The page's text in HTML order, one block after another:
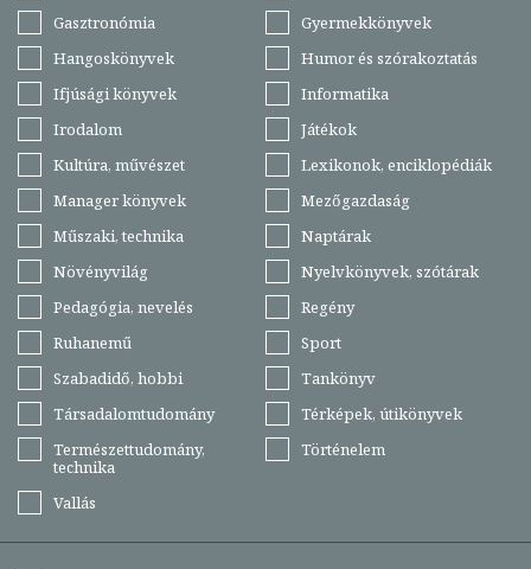
Gasztronómia
Gyermekkönyvek
Hangoskönyvek
Humor és szórakoztatás
Ifjúsági könyvek
Informatika
Irodalom
Játékok
Kultúra, művészet
Lexikonok, enciklopédiák
Manager könyvek
Mezőgazdaság
Műszaki, technika
Naptárak
Növényvilág
Nyelvkönyvek, szótárak
Pedagógia, nevelés
Regény
Ruhanemű
Sport
Szabadidő, hobbi
Tankönyv
Társadalomtudomány
Térképek, útikönyvek
Természettudomány,
technika
Történelem
Vallás